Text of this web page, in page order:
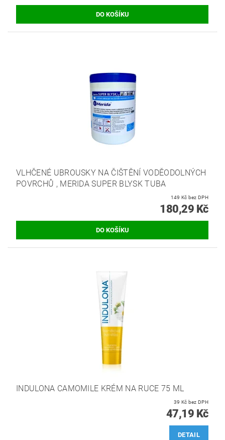
VLHČENÉ UBROUSKY NA ČIŠTĚNÍ VODĚODOLNÝCH
POVRCHŮ , MERIDA SUPER BLYSK TUBA
149 Kč bez DPH
180,29 Kč
INDULONA CAMOMILE KRÉM NA RUCE 75 ML
39 Kč bez DPH
47,19 Kč
DETAIL